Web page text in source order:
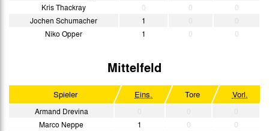
Kris Thackray
0 0
0
Jochen Schumacher
1
Niko Opper
1 0 0
Mittelfeld
Spieler Eins. Tore Vorl.
Armand Drevina
Marco Neppe
1 0
0